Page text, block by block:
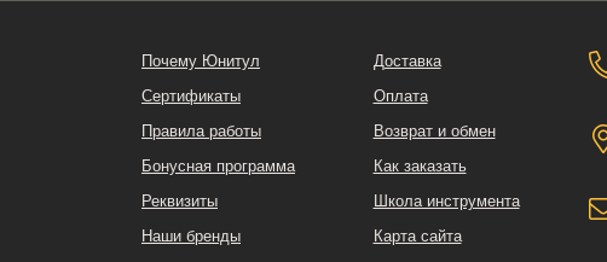
Почему Юнитул
Сертификаты
Правила работы
Бонусная программа
Реквизиты
Наши бренды
Доставка
Оплата
Возврат и обмен
Как заказать
Школа инструмента
Карта сайта